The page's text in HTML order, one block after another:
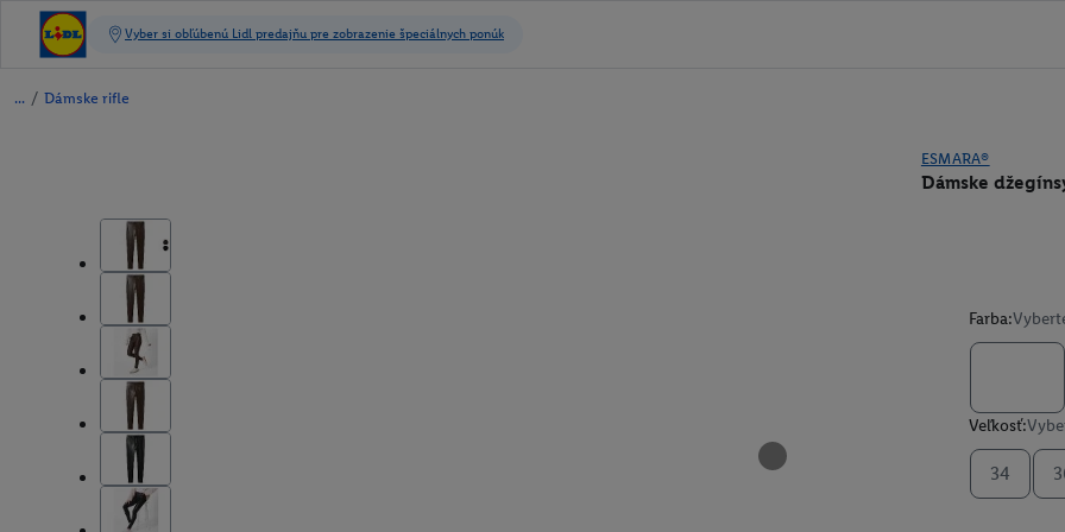
/ Dámske rifle
ESMARA®
Dámske
Farba:
Veľkosť:
34